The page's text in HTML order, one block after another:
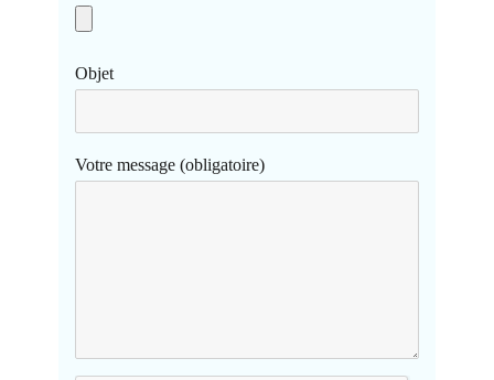
Objet
Votre message (obligatoire)